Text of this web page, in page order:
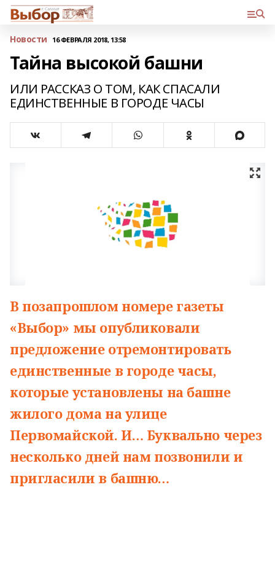
Новости 16 ФЕВРАЛЯ 2018, 13:58
Тайна высокой башни
ИЛИ РАССКАЗ О ТОМ, КАК СПАСАЛИ
ЕДИНСТВЕННЫЕ В ГОРОДЕ ЧАСЫ
В позапрошлом номере газеты
«Выбор» мы опубликовали
предложение отремонтировать
единственные в городе часы,
которые установлены на башне
жилого дома на улице
Первомайской. И… Буквально через
несколько дней нам позвонили и
пригласили в башню…